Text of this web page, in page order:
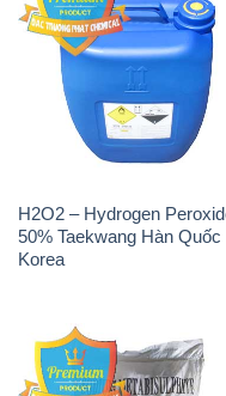
H2O2 – Hydrogen Peroxide
50% Taekwang Hàn Quốc